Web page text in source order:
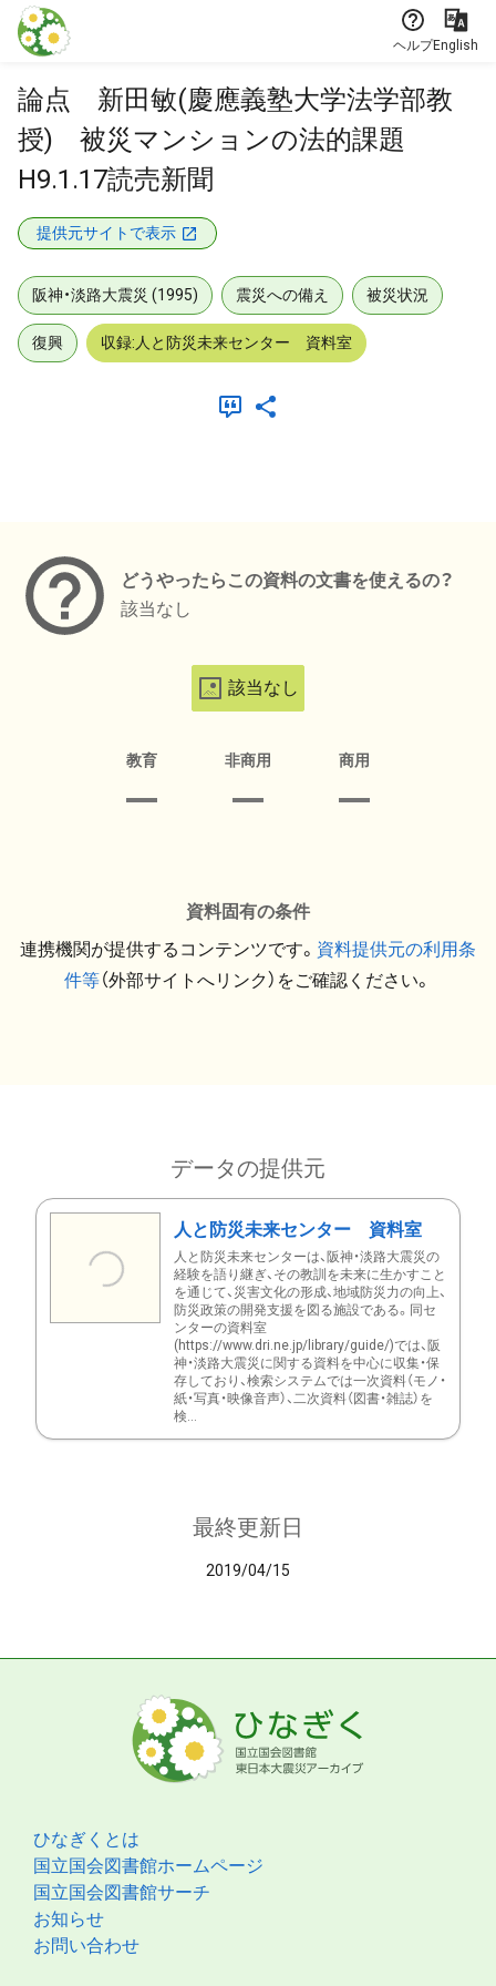
本文に飛ぶ
ヘルプEnglish
論点 新田敏(慶應義塾大学法学部教
授) 被災マンションの法的課題
H9.1.17読売新聞
提供元サイトで表示
阪神・淡路大震災 (1995) 震災への備え 被災状況
復興 収録:人と防災未来センター 資料室
どうやったらこの資料の文書を使えるの？
該当なし
該当なし
教育 非商用 商用
資料固有の条件
連携機関が提供するコンテンツです。 資料提供元の利用条
件等（外部サイトへリンク）をご確認ください。
データの提供元
人と防災未来センター 資料室
人と防災未来センターは、阪神・淡路大震災の
経験を語り継ぎ、その教訓を未来に生かすこと
を通じて、災害文化の形成、地域防災力の向上、
防災政策の開発支援を図る施設である。同セ
ンターの資料室
(https://www.dri.ne.jp/library/guide/)では、阪
神・淡路大震災に関する資料を中心に収集・保
存しており、検索システムでは一次資料（モノ・
紙・写真・映像音声）、二次資料（図書・雑誌）を
検...
最終更新日
2019/04/15
ひなぎくとは
国立国会図書館ホームページ
国立国会図書館サーチ
お知らせ
お問い合わせ